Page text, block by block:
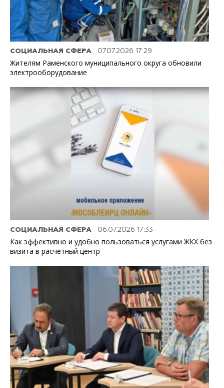
СОЦИАЛЬНАЯ СФЕРА 07.07.2026 17:29
Жителям Раменского муниципального округа обновили
электрооборудование
СОЦИАЛЬНАЯ СФЕРА 06.07.2026 17:33
Как эффективно и удобно пользоваться услугами ЖКХ без
визита в расчётный центр